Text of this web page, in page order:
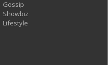
Gossip
Showbiz
Lifestyle